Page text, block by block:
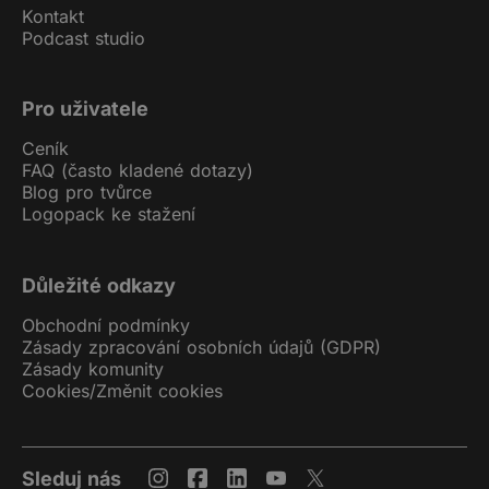
Podporovatelům umožníme odeslat vám
generovaný email s žádostí o fakturu. Vy
Co když uživatel automaticky vystavenou
Taková situace nemůže nastat, protože platba
probíhá okamžitě. Platba je realizována
platební kartou přes platební bránu
platili kartou v obchodě a následně dostali
plateb hrazených okamžitým převodem
na účet. Automatická faktura se vystaví až
v momentě, kdy platba proběhne.
Automaticky vystavované faktury slouží pouze
Jaké údaje najdu na automaticky vystavené
Kontakt
Podcast studio
Pro uživatele
Ceník
FAQ (často kladené dotazy)
Blog pro tvůrce
Logopack ke stažení
Důležité odkazy
Obchodní podmínky
Zásady zpracování osobních údajů (GDPR)
Zásady komunity
Cookies/Změnit cookies
Sleduj nás